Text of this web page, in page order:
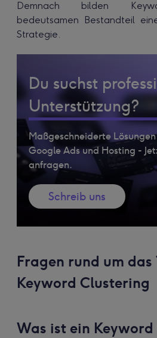
Demnach bilden
bedeutsamen Bestandteil
Strategie.
Du suchst
Unterstützung?
Maßgeschneiderte
Google Ads und Hosting -
anfragen.
Schreib uns
Fragen rund um das
Keyword Clustering
Was ist ein